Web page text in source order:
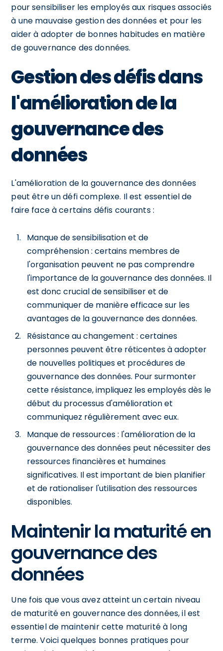
pour sensibiliser les employés aux risques associés
à une mauvaise gestion des données et pour les
aider à adopter de bonnes habitudes en matière
de gouvernance des données.
Gestion des défis dans
l'amélioration de la
gouvernance des
données
L'amélioration de la gouvernance des données
peut être un défi complexe. Il est essentiel de
faire face à certains défis courants :
Manque de sensibilisation et de
compréhension : certains membres de
l'organisation peuvent ne pas comprendre
l'importance de la gouvernance des données. Il
est donc crucial de sensibiliser et de
communiquer de manière efficace sur les
avantages de la gouvernance des données.
Résistance au changement : certaines
personnes peuvent être réticentes à adopter
de nouvelles politiques et procédures de
gouvernance des données. Pour surmonter
cette résistance, impliquez les employés dès le
début du processus d'amélioration et
communiquez régulièrement avec eux.
Manque de ressources : l'amélioration de la
gouvernance des données peut nécessiter des
ressources financières et humaines
significatives. Il est important de bien planifier
et de rationaliser l'utilisation des ressources
disponibles.
Maintenir la maturité en
gouvernance des
données
Une fois que vous avez atteint un certain niveau
de maturité en gouvernance des données, il est
essentiel de maintenir cette maturité à long
terme. Voici quelques bonnes pratiques pour